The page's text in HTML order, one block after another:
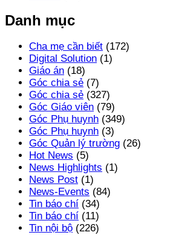
Danh mục
Cha mẹ cần biết (172)
Digital Solution (1)
Giáo án (18)
Góc chia sẻ (7)
Góc chia sẻ (327)
Góc Giáo viên (79)
Góc Phụ huynh (349)
Góc Phụ huynh (3)
Góc Quản lý trường (26)
Hot News (5)
News Highlights (1)
News Post (1)
News-Events (84)
Tin báo chí (34)
Tin báo chí (11)
Tin nội bộ (226)